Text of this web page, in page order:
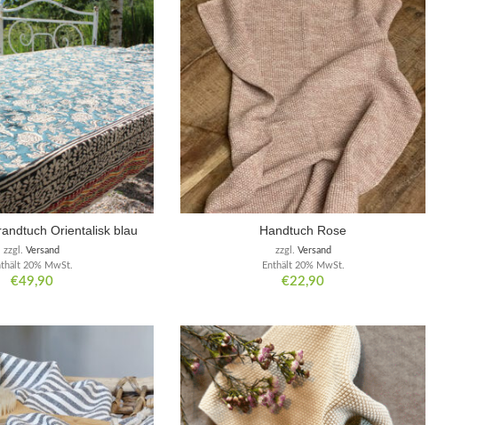
Orientalisk blau
€49,90
20% MwSt.
zzgl.Versand
Handtuch Rose
€22,90
Enthält 20% MwSt.
zzgl. Versand